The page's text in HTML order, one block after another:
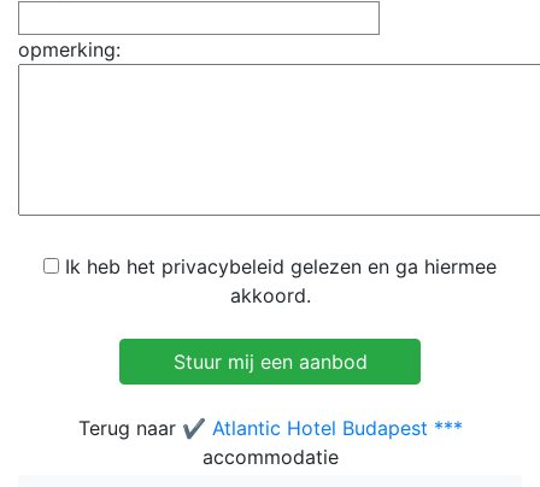
opmerking:
Ik heb het privacybeleid gelezen en ga hiermee
akkoord.
Terug naar ✔️ Atlantic Hotel Budapest ***
accommodatie